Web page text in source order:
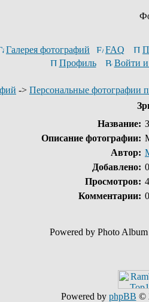
Галерея фотографий FAQ
Профиль
Войти и
-> Персональные фотографии
Название:
Описание фотографии:
Автор:
Добавлено:
Просмотров:
Комментарии: 0
Powered by Photo
Powered by phpBB ©